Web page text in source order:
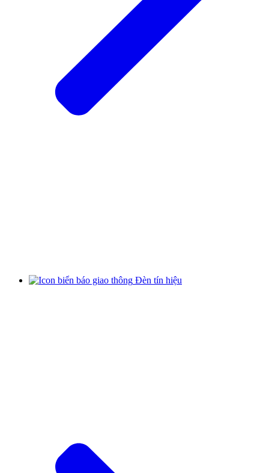
Đèn tín hiệu